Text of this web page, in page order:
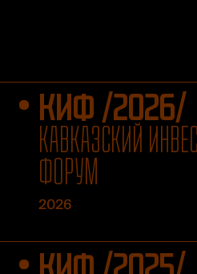
КИФ /2026/
КАВКАЗСКИЙ
ФОРУМ
2026